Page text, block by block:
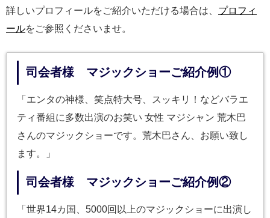
詳しいプロフィールをご紹介いただける場合は、 プロフィ
ールをご参照くださいませ。
司会者様 マジックショーご紹介例①
「エンタの神様、笑点特大号、スッキリ！などバラエ
ティ番組に多数出演のお笑い 女性 マジシャン 荒木巴
さんのマジックショーです。荒木巴さん、お願い致し
ます。」
司会者様 マジックショーご紹介例②
「世界14カ国、5000回以上のマジックショーに出演し